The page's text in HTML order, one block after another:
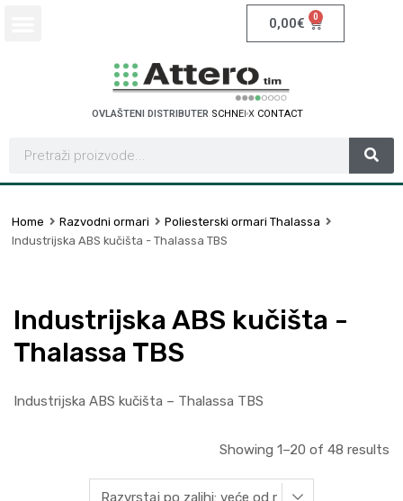
0,00€ 0
OVLAŠTENI DISTRIBUTER SCHNEIDER ELECTRI
Home Razvodni ormari
Poliesterski ormari Thalassa
Industrijska ABS kučišta - Thalassa TBS
Industrijska ABS kučišta -
Thalassa TBS
Industrijska ABS kučišta – Thalassa TBS
Showing 1–20 of 48 results